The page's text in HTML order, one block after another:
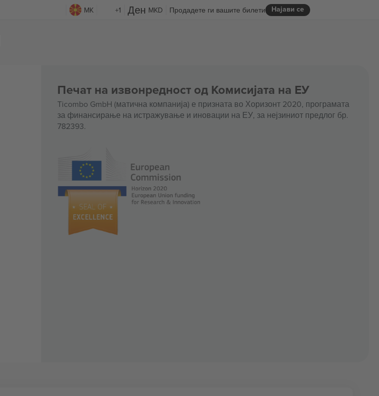
MK +1 MKD Најави се
Продадете ги вашите билети
Печат на извонредност од Комисијата на ЕУ
Ticombo GmbH (матична компанија) е призната во Хоризонт 2020, програмата
за финансирање на истражување и иновации на ЕУ, за нејзиниот предлог бр.
782393.